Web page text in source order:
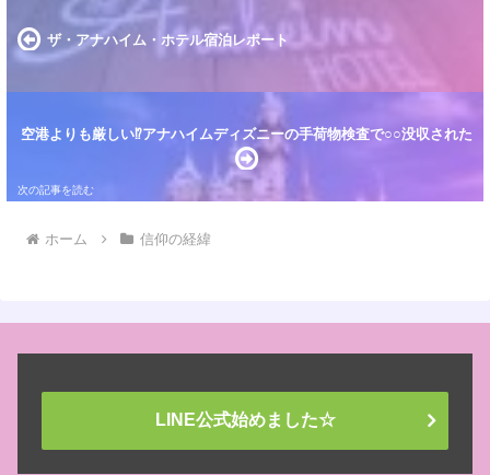
ザ・アナハイム・ホテル宿泊レポート
空港よりも厳しい⁉アナハイムディズニーの手荷物検査で○○没収された
ホーム 信仰の経緯
LINE公式始めました☆